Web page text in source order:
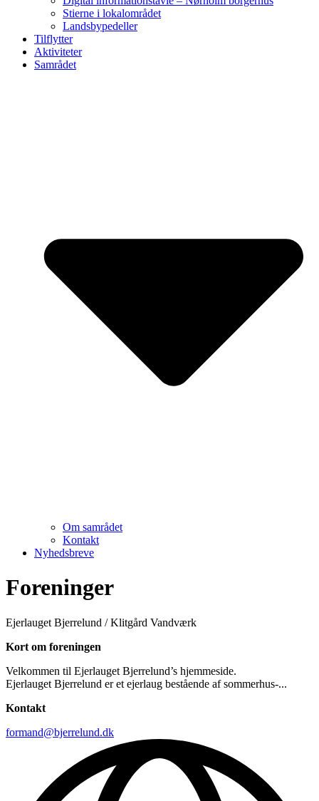
Stierne i lokalområdet
Landsbypedeller
Tilflytter
Aktiviteter
Samrådet
Om samrådet
Kontakt
Nyhedsbreve
Foreninger
Ejerlauget Bjerrelund / Klitgård Vandværk
Kort om foreningen
Velkommen til Ejerlauget Bjerrelund’s hjemmeside.
Ejerlauget Bjerrelund er et ejerlaug bestående af sommerhus-...
Kontakt
formand@bjerrelund.dk